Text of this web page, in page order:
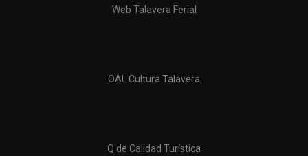
Web Talavera Ferial
OAL Cultura Talavera
Q de Calidad Turística